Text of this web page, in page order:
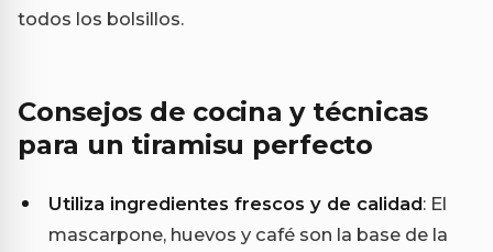
todos los bolsillos.
Consejos de cocina y técnicas
para un tiramisu perfecto
Utiliza ingredientes frescos y de calidad: El
mascarpone, huevos y café son la base de la